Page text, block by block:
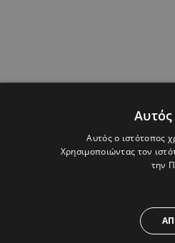
η απόσταση ήταν
Αυτός ο ιστότοπος
Χρησιμοποιώντας τον
την